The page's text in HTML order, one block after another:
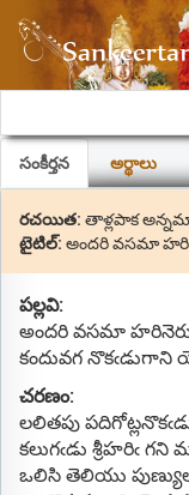
సంకీర్తన అర్థాలు
రచయిత: తాళ్లపాక
టైటిల్: అందరి వసమా
పల్లవి:
అందరి వసమా
కందువగ నొకఁడుగాని
చరణం:
లలితపు
కలుగఁడు శ్రీహరిఁ గని
ఒలిసి తెలియు